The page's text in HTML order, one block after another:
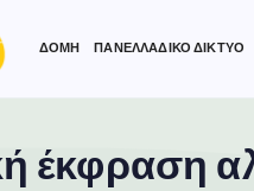
ΔΟΜΗ ΠΑΝΕΛΛΑΔΙΚΟ ΔΙΚΤΥΟ
έκφραση